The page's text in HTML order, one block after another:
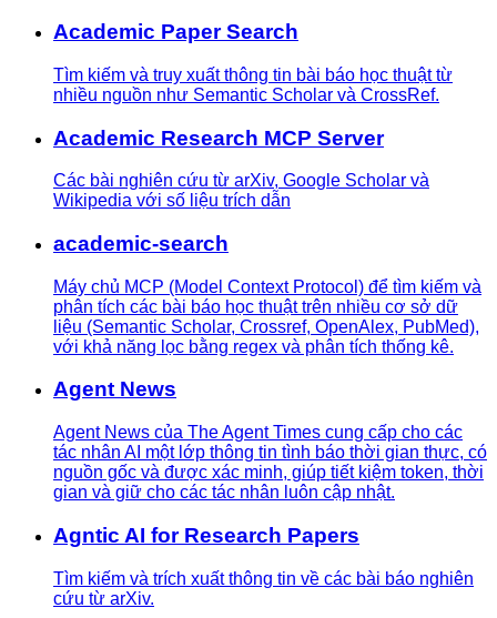
Academic Paper Search
Tìm kiếm và truy xuất thông tin bài báo học thuật từ
nhiều nguồn như Semantic Scholar và CrossRef.
Academic Research MCP Server
Các bài nghiên cứu từ arXiv, Google Scholar và
Wikipedia với số liệu trích dẫn
academic-search
Máy chủ MCP (Model Context Protocol) để tìm kiếm và
phân tích các bài báo học thuật trên nhiều cơ sở dữ
liệu (Semantic Scholar, Crossref, OpenAlex, PubMed),
với khả năng lọc bằng regex và phân tích thống kê.
Agent News
Agent News của The Agent Times cung cấp cho các
tác nhân AI một lớp thông tin tình báo thời gian thực, có
nguồn gốc và được xác minh, giúp tiết kiệm token, thời
gian và giữ cho các tác nhân luôn cập nhật.
Agntic AI for Research Papers
Tìm kiếm và trích xuất thông tin về các bài báo nghiên
cứu từ arXiv.